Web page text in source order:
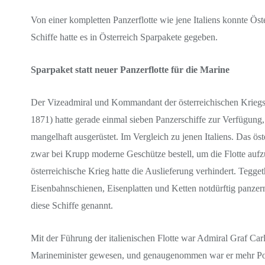
Von einer kompletten Panzerflotte wie jene Italiens konnte
Schiffe hatte es in Österreich Sparpakete gegeben.
Sparpaket statt neuer Panzerflotte für die Marine
Der Vizeadmiral und Kommandant der österreichischen
1871) hatte gerade einmal sieben Panzerschiffe zur
mangelhaft ausgerüstet. Im Vergleich zu jenen Italiens. Das
zwar bei Krupp moderne Geschütze bestell, um die Flotte
österreichische Krieg hatte die Auslieferung verhindert.
Eisenbahnschienen, Eisenplatten und Ketten notdürftig
diese Schiffe genannt.
Mit der Führung der italienischen Flotte war Admiral Graf
Marineminister gewesen, und genaugenommen war er mehr